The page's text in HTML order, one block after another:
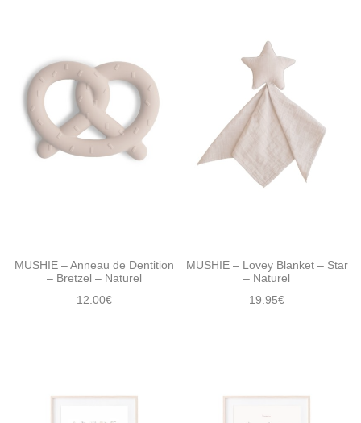
MUSHIE – Anneau de Dentition
– Bretzel – Naturel
12.00€
MUSHIE – Lovey Blanket – Star
– Naturel
19.95€